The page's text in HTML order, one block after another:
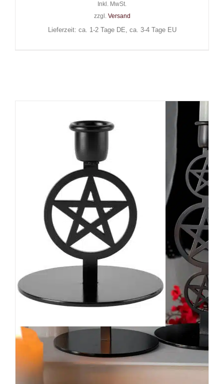
Inkl. MwSt.
zzgl. Versand
Lieferzeit: ca. 1-2 Tage DE, ca. 3-4 Tage EU
Killstar Kerzenständer
Pentagram Small